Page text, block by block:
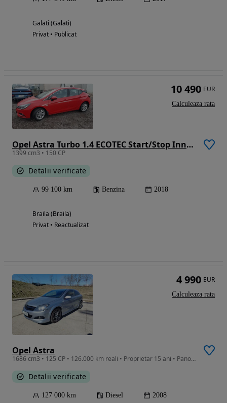
Galati (Galati)
Privat • Publicat
Opel Astra Turbo 1.4 ECOTEC Start/Stop Innovation
1399 cm3 • 150 CP
Detalii verificate
99 100 km Benzina 2018
Braila (Braila)
Privat • Reactualizat
10 490 EUR
Calculeaza rata
Opel Astra
1686 cm3 • 125 CP • 126.000 km reali • Proprietar 15 ani • Panoramic • Interior îngrijit
Detalii verificate
127 000 km Diesel 2008
4 990 EUR
Calculeaza rata